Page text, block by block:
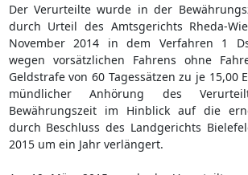
Der Verurteilte wurde in der
durch Urteil des Amtsgerichts Rheda-
November 2014 in dem Verfahren 1
wegen vorsätzlichen Fahrens ohne
Geldstrafe von 60 Tagessätzen zu je 15,00
mündlicher Anhörung des
Bewährungszeit im Hinblick auf die
durch Beschluss des Landgerichts
2015 um ein Jahr verlängert.